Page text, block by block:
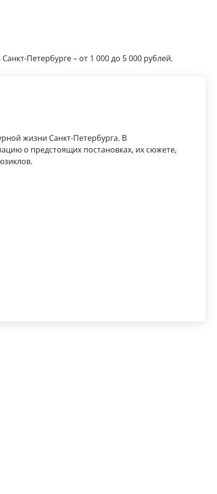
Петербурге – от 1 000 до 5 000 рублей.
жизни Санкт-Петербурга. В
о предстоящих постановках, их сюжете,